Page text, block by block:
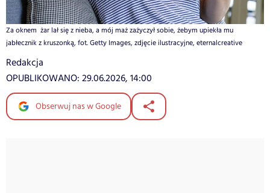
Za oknem żar lał się z nieba, a mój maż zażyczył sobie, żebym upiekła mu
jabłecznik z kruszonką, fot. Getty Images, zdjęcie ilustracyjne, eternalcreative
Redakcja
OPUBLIKOWANO: 29.06.2026, 14:00
Obserwuj nas w Google